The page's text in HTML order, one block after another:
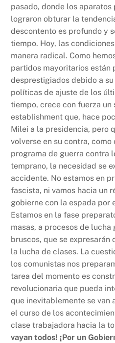
pasado, donde los
lograron obturar la
descontento es profundo y
tiempo. Hoy, las
manera radical. Como
partidos mayoritarios están
desprestigiados debido a
políticas de ajuste de los
tiempo, crece con fuerza un
establishment que, hace
Milei a la presidencia, pero
volverse en su contra, como
programa de guerra contra
temprano, la necesidad se
accidente. No estamos en
fascista, ni vamos hacia un
gobierne con la espada por
Estamos en la fase
masas, a procesos de
bruscos, que se expresarán
la lucha de clases. La
los comunistas nos
tarea del momento es
revolucionaria que pueda
que inevitablemente se van
el curso de los
clase trabajadora hacia la
vayan todos! ¡Por un